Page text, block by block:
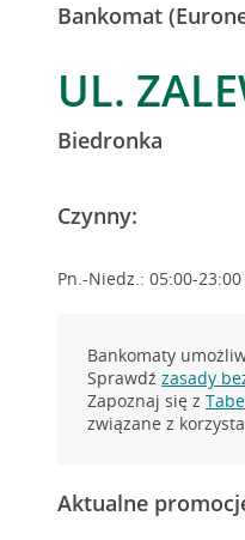
Bankomat
UL.
Biedronka
Czynny:
Pn.-Niedz.: 05:00-23:00
Bankomaty
Sprawdźzasady
Zapoznaj się z
związane z
Aktualne